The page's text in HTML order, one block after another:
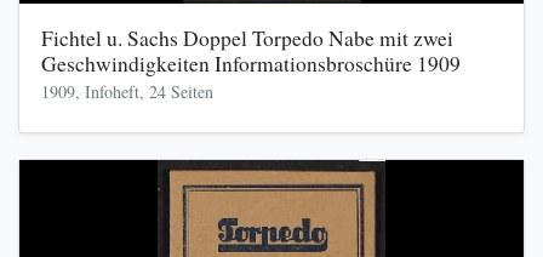
Fichtel u. Sachs Doppel Torpedo Nabe mit zwei
Geschwindigkeiten Informationsbroschüre 1909
1909, Infoheft, 24 Seiten